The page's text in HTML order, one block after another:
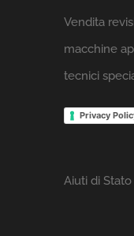
Vendita
macchine
tecnici
Privacy
Aiuti di Stato